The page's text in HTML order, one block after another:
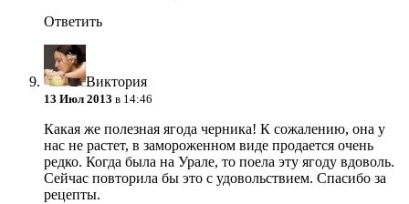
Ответить
Виктория
13 Июл 2013 в 14:46
Какая же полезная ягода черника! К сожалению, она у
нас не растет, в замороженном виде продается очень
редко. Когда была на Урале, то поела эту ягоду вдоволь.
Сейчас повторила бы это с удовольствием. Спасибо за
рецепты.